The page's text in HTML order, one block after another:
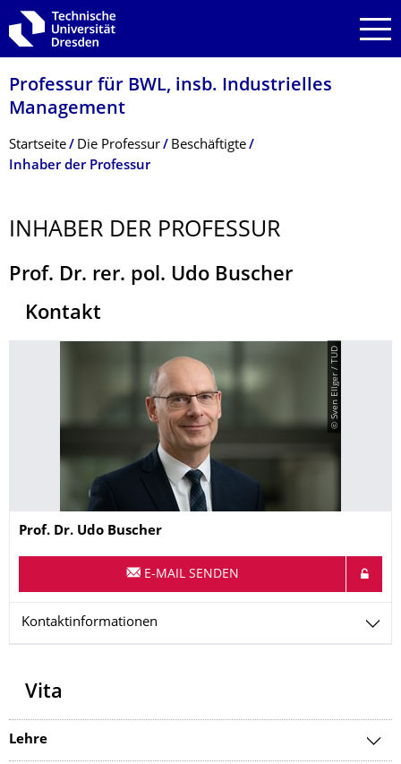
Zur Hauptnavigation springen
Zur Suche springen
Zum Inhalt springen
Professur für BWL, insb. Industrielles
Management
Breadcrumb-Menü
Startseite Die Professur
Beschäftigte
Inhaber der Professur
INHABER DER PROFESSUR
Prof. Dr. rer. pol. Udo Buscher
Kontakt
© Sven Ellger / TUD
Name
Prof. Dr. Udo Buscher
E-MAIL SENDEN
Kontaktinformationen
Vita
Lehre